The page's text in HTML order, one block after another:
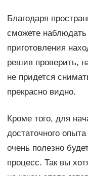
Благодаря
сможете наблюдать
приготовления
решив проверить,
не придется
прекрасно видно.
Кроме того, для
достаточного
очень полезно
процесс. Так вы